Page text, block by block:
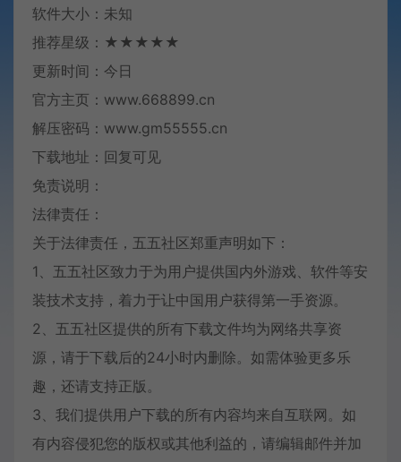
软件大小：未知
推荐星级：★★★★★
更新时间：今日
官方主页：www.668899.cn
解压密码：www.gm55555.cn
下载地址：回复可见
免责说明：
法律责任：
关于法律责任，五五社区郑重声明如下：
1、五五社区致力于为用户提供国内外游戏、软件等安
装技术支持，着力于让中国用户获得第一手资源。
2、五五社区提供的所有下载文件均为网络共享资
源，请于下载后的24小时内删除。如需体验更多乐
趣，还请支持正版。
3、我们提供用户下载的所有内容均来自互联网。如
有内容侵犯您的版权或其他利益的，请编辑邮件并加